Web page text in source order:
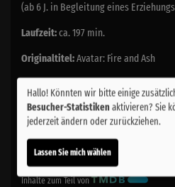
(ab 6 J. in Begleitung eines
Laufzeit:ca. 197 min.
Originaltitel:Avatar: Fire and Ash
Stephen Lang, Kate Winslet
Regie:James CameronDrehbuch:
Cyrus, Simon FranglenGenre: Action,
Verleih:Walt Disney
Inhalte zum Teil von
Hallo! Könnten wir bitte einige
Besucher-Statistikenaktivieren? Sie
jederzeit ändern oder zurückziehen.
Lassen Sie mich wählen